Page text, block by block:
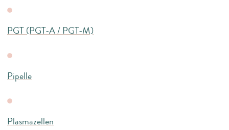
PGT (PGT-A / PGT-M)
Pipelle
Plasmazellen